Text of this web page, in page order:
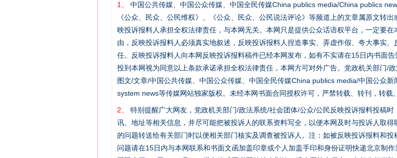
1、
中国公共传媒、中国公众传媒、中国全民传媒China publics media/China publics
《公众、民众、公民维权》、《公众、民众、公民说法评论》等频道上的文章属原文转
映投诉报料人承担全权法律责任，与本网无关。本网只是提供公众话语权平台，一定要
由，反映投诉报料人必须真实地叙述，反映投诉报料人捏造事实、弄虚作假、夸大事实
任。反映投诉报料人向本网反映投诉报料稿件已经本网发布，如有不实请在15日内书面
投到本网视为同意以上条款承诺承担全权法律责任，本网方可对外广告。党政机关部门/
图文/文章/中国公共传媒、中国公众传媒、中国全民传媒China publics media/中国公众
system news等传媒网站独家版权。未经本网书面合同授权许可，严禁转载、转刊，转载
2、
特别提醒广大网友，党政机关部门/政法系统/社会团体/公众/公民反映投诉报料投稿
讯、地址等相关信息，并尽可能把被投诉人的联系资料写全，以便本网及时与投诉人取
的问题转送给有关部门时以便相关部门核实及调查被投诉人。注：如被反映投诉报料和
问题请在15日内与本网联系和书面文函加盖印章或个人加盖手印和身份证明快递北京制